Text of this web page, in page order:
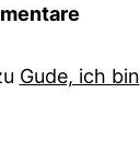
Gude, ich bin